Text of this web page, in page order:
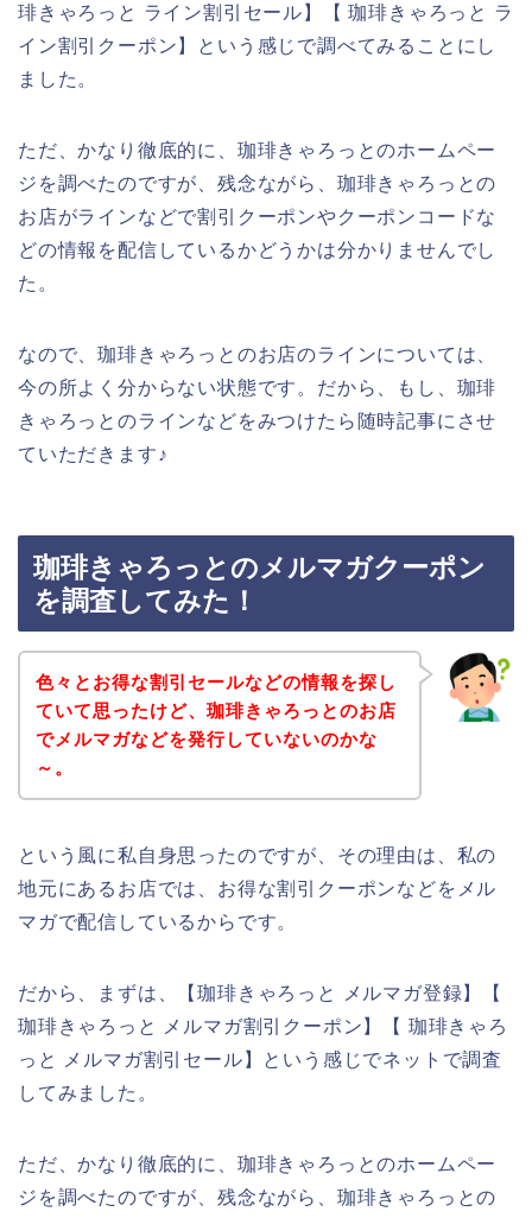
琲きゃろっと ライン割引セール】【 珈琲きゃろっと ラ
イン割引クーポン】という感じで調べてみることにし
ました。
ただ、かなり徹底的に、珈琲きゃろっとのホームペー
ジを調べたのですが、残念ながら、珈琲きゃろっとの
お店がラインなどで割引クーポンやクーポンコードな
どの情報を配信しているかどうかは分かりませんでし
た。
なので、珈琲きゃろっとのお店のラインについては、
今の所よく分からない状態です。だから、もし、珈琲
きゃろっとのラインなどをみつけたら随時記事にさせ
ていただきます♪
珈琲きゃろっとのメルマガクーポン
を調査してみた！
色々とお得な割引セールなどの情報を探し
ていて思ったけど、珈琲きゃろっとのお店
でメルマガなどを発行していないのかな
～。
という風に私自身思ったのですが、その理由は、私の
地元にあるお店では、お得な割引クーポンなどをメル
マガで配信しているからです。
だから、まずは、【珈琲きゃろっと メルマガ登録】【
珈琲きゃろっと メルマガ割引クーポン】【 珈琲きゃろ
っと メルマガ割引セール】という感じでネットで調査
してみました。
ただ、かなり徹底的に、珈琲きゃろっとのホームペー
ジを調べたのですが、残念ながら、珈琲きゃろっとの